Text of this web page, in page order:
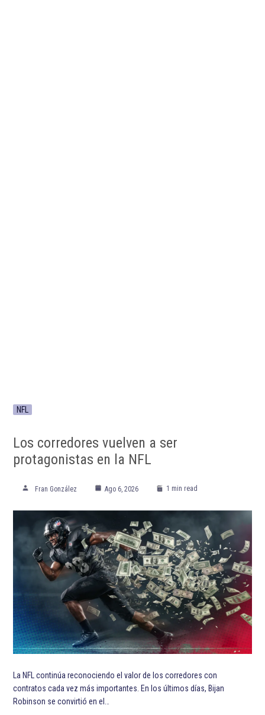
NFL
Los corredores vuelven a ser
protagonistas en la NFL
Fran González Ago 6, 2026 1 min read
La NFL continúa reconociendo el valor de los corredores con
contratos cada vez más importantes. En los últimos días, Bijan
Robinson se convirtió en el…